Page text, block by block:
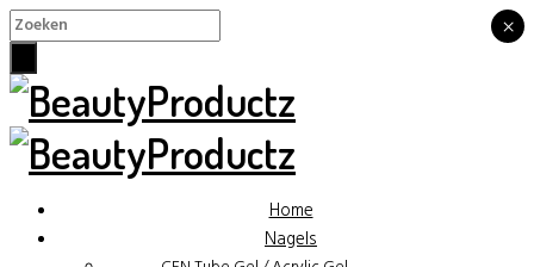
Home
Nagels
×